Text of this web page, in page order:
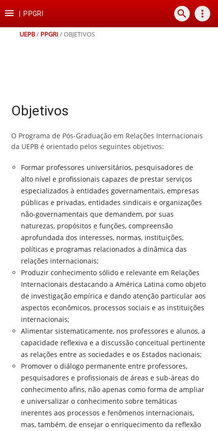
para
conteúdo
para
para
para
rodapé
 PPGRI search more_vert
UEPB/ PPGRI /OBJETIVOS
Objetivos
O Programa de Pós-Graduação em Relações Internacionais
da UEPB é orientado pelos seguintes objetivos:
Formar professores universitários, pesquisadores de
alto nível e profissionais capazes de prestar serviços
especializados à entidades governamentais, empresas
públicas e privadas, entidades sindicais e organizações
não-governamentais que demandem, por suas
naturezas, propósitos e funções, compreensão
aprofundada dos interesses, normas, instituições,
políticas e programas relacionados a dinâmica das
relações internacionais;
Produzir conhecimento sólido e relevante em Relações
Internacionais destacando a América Latina como objeto
de investigação empírica e dando atenção particular aos
aspectos econômicos, processos sociais e as instituições
internacionais;
Alimentar sistematicamente, nos professores e alunos, a
capacidade reflexiva e a discussão conceitual pertinente
as relações entre as sociedades e os Estados nacionais;
Promover o diálogo permanente entre professores,
pesquisadores e profissionais de áreas e sub-áreas do
conhecimento afins, não apenas como forma de ampliar
e universalizar o conhecimento sobre temáticas
inerentes aos processos e fenômenos internacionais,
mas, também, de ensejar o enriquecimento da reflexão